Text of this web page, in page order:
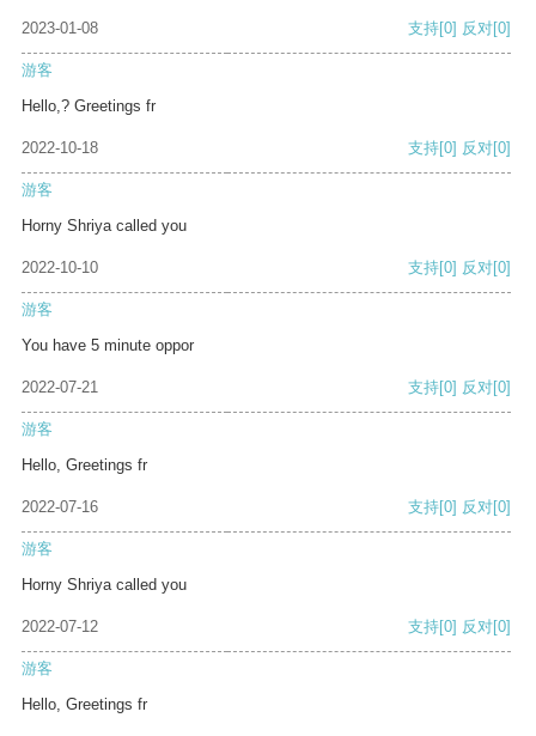
2023-01-08 支持[0] 反对[0]
游客
Hello,? Greetings fr
2022-10-18 支持[0] 反对[0]
游客
Horny Shriya called you
2022-10-10 支持[0] 反对[0]
游客
You have 5 minute oppor
2022-07-21 支持[0] 反对[0]
游客
Hello, Greetings fr
2022-07-16 支持[0] 反对[0]
游客
Horny Shriya called you
2022-07-12 支持[0] 反对[0]
游客
Hello, Greetings fr